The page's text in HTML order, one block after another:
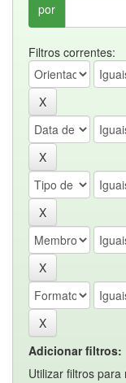
por
Filtros correntes:
Adicionar filtros:
Utilizar filtros